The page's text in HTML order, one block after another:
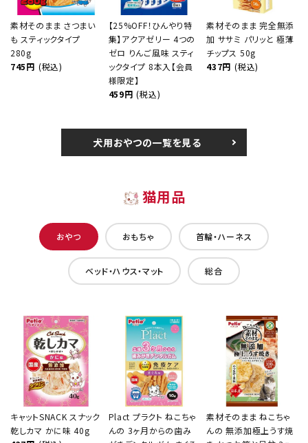
素材そのまま さつまい
も スティックタイプ
280g
745円 (税込)
【25%OFF！ひんやり特
集】アクアゼリー 4つの
ゼロ りんご風味 スティ
ックタイプ 8本入【会員
様限定】
459円 (税込)
素材そのまま 完全無添
加 ササミ パリッと 極薄
チップス 50g
437円 (税込)
犬用おやつの一覧を見る
猫用品
おやつ おもちゃ 首輪・ハーネス
ベッド・ハウス・マット 総合
キャットSNACK スナック
乾しカマ かに味 40g
Plact プラクト ねこちゃ
んの 3ヶ月からの歯み
素材そのまま ねこちゃ
んの 無添加極上うす焼